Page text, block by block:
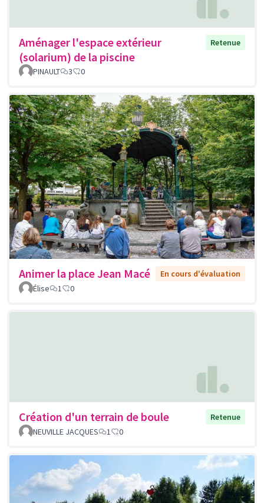
Aménager l'espace extérieur
(solarium) de la piscine
Retenue
PINAULT 3 0
Animer la place Jean Macé
En cours d'évaluation
Élise
1 0
Création d'un terrain de boule
Retenue
NEUVILLE JACQUES
1 0